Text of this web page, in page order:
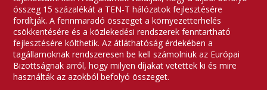
összeg 15 százalékát a TEN‑T hálózatok fejlesztésére
fordítják. A fennmaradó összeget a környezetterhelés
csökkentésére és a közlekedési rendszerek fenntartható
fejlesztésére költhetik. Az átláthatóság érdekében a
tagállamoknak rendszeresen be kell számolniuk az Európai
Bizottságnak arról, hogy milyen díjakat vetettek ki és mire
használták az azokból befolyó összeget.